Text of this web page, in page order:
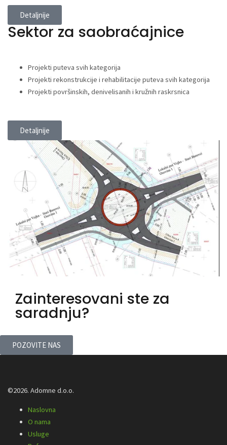
Detaljnije
Sektor za saobraćajnice
Projekti puteva svih kategorija
Projekti rekonstrukcije i rehabilitacije puteva svih kategorija
Projekti površinskih, denivelisanih i kružnih raskrsnica
Detaljnije
Zainteresovani ste za
saradnju?
POZOVITE NAS
©2026. Adomne d.o.o.
Naslovna
O nama
Usluge